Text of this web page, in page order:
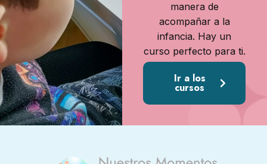
manera de
acompañar a la
infancia. Hay un
curso perfecto para ti.
Ir a los
cursos